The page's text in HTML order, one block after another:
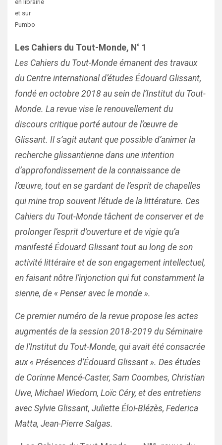
en librairie
et sur
Pumbo
Les Cahiers du Tout-Monde, N° 1
Les Cahiers du Tout-Monde émanent des travaux
du Centre international d’études Édouard Glissant,
fondé en octobre 2018 au sein de l’Institut du Tout-
Monde. La revue vise le renouvellement du
discours critique porté autour de l’œuvre de
Glissant. Il s’agit autant que possible d’animer la
recherche glissantienne dans une intention
d’approfondissement de la connaissance de
l’œuvre, tout en se gardant de l’esprit de chapelles
qui mine trop souvent l’étude de la littérature. Ces
Cahiers du Tout-Monde tâchent de conserver et de
prolonger l’esprit d’ouverture et de vigie qu’a
manifesté Édouard Glissant tout au long de son
activité littéraire et de son engagement intellectuel,
en faisant nôtre l’injonction qui fut constamment la
sienne, de « Penser avec le monde ».
Ce premier numéro de la revue propose les actes
augmentés de la session 2018-2019 du Séminaire
de l’Institut du Tout-Monde, qui avait été consacrée
aux « Présences d’Édouard Glissant ». Des études
de Corinne Mencé-Caster, Sam Coombes, Christian
Uwe, Michael Wiedorn, Loïc Céry, et des entretiens
avec Sylvie Glissant, Juliette Éloi-Blézès, Federica
Matta, Jean-Pierre Salgas.